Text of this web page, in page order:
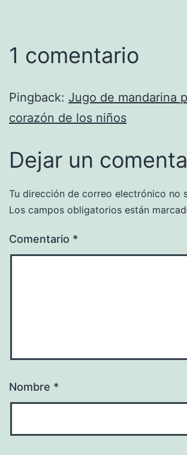
1 comentario
Pingback: Jugo de mandarina
corazón de los niños
Dejar un
Tu dirección de correo electrónico no
Los campos obligatorios están
Comentario *
Nombre *